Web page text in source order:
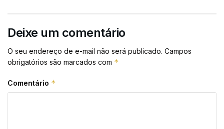
Deixe um comentário
O seu endereço de e-mail não será publicado. Campos
obrigatórios são marcados com *
Comentário *